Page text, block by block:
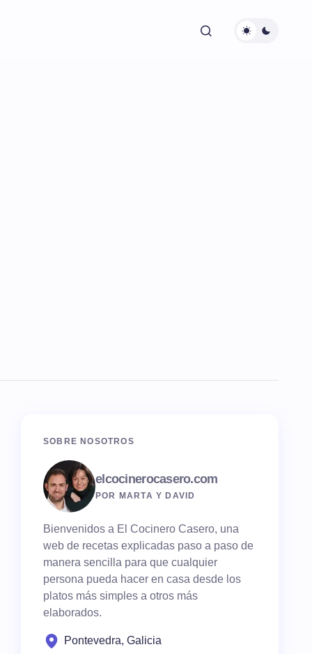
SOBRE NOSOTROS
elcocinerocasero.com
POR MARTA Y DAVID
Bienvenidos a El Cocinero Casero, una
web de recetas explicadas paso a paso de
manera sencilla para que cualquier
persona pueda hacer en casa desde los
platos más simples a otros más
elaborados.
Pontevedra, Galicia